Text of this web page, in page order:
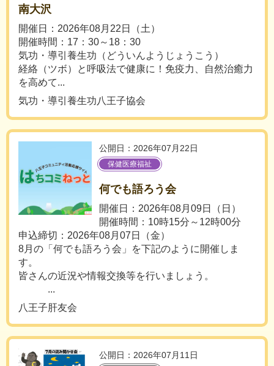
南大沢
開催日：2026年08月22日（土）
開催時間：17：30～18：30
気功・導引養生功（どういんようじょうこう）
経絡（ツボ）と呼吸法で健康に！免疫力、自然治癒力
を高めて...
気功・導引養生功八王子協会
公開日：2026年07月22日
保健医療福祉
何でも語ろう会
開催日：2026年08月09日（日）
開催時間：10時15分～12時00分
申込締切：2026年08月07日（金）
8月の「何でも語ろう会」を下記のように開催しま
す。
皆さんの近況や情報交換等を行いましょう。
...
八王子肝友会
公開日：2026年07月11日